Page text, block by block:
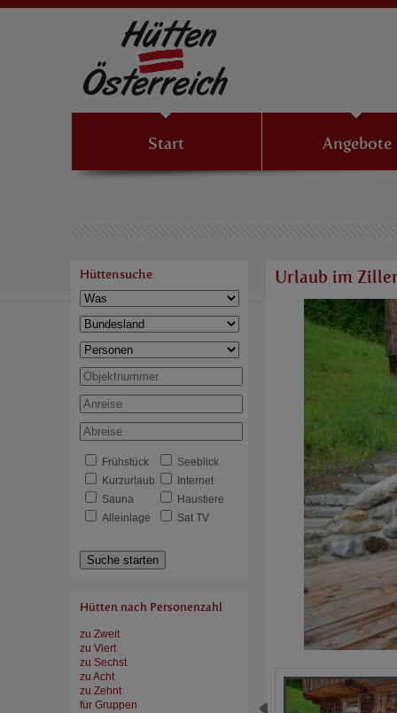
Start Angebote
Hüttensuche
Frühstück
Seeblick
Kurzurlaub
Internet
Sauna
Haustiere
Alleinlage
Sat TV
Suche starten
Hütten nach Personenzahl
zu Zweit
zu Viert
zu Sechst
zu Acht
zu Zehnt
für Gruppen
Urlaub im